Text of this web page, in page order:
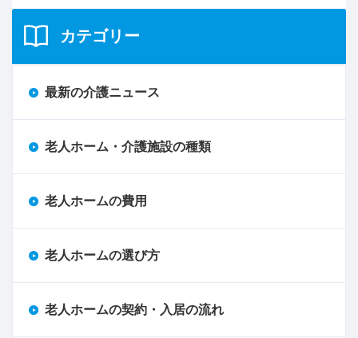
カテゴリー
最新の介護ニュース
老人ホーム・介護施設の種類
老人ホームの費用
老人ホームの選び方
老人ホームの契約・入居の流れ